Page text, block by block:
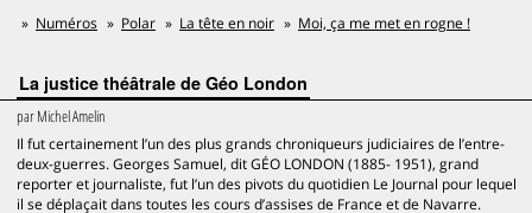
Numéros Polar La tête en noir Moi, ça me met en rogne !
La justice théâtrale de Géo London
parMichel Amelin
Il fut certainement l’un des plus grands chroniqueurs judiciaires de l’entre-
deux-guerres. Georges Samuel, dit GÉO LONDON (1885- 1951), grand
reporter et journaliste, fut l’un des pivots du quotidien Le Journal pour lequel
il se déplaçait dans toutes les cours d’assises de France et de Navarre.